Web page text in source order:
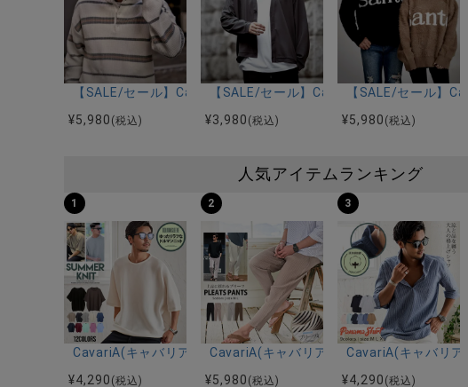
【SALE/セール】CavariA(キャバリア)ボーダーヘンリーニット 長
¥5,980 (税込)
【SALE/セール】CavariA(キャバリア)リッ
¥3,980 (税込)
【SALE/セール】
¥5,980 (税込)
人気アイテムランキング
1
CavariA(キャバリア)12Gミラノリブクルーネックドルマンハーフ
¥4,290 (税込)
2
CavariA(キャバリア)プリーツ加工イージ
¥5,980 (税込)
3
CavariA(キャバリア
¥4,290 (税込)